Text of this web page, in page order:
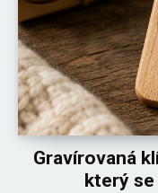
Gravírovaná
který se